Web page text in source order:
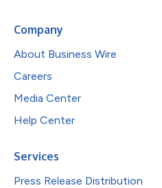
Company
About Business Wire
Careers
Media Center
Help Center
Services
Press Release Distribution